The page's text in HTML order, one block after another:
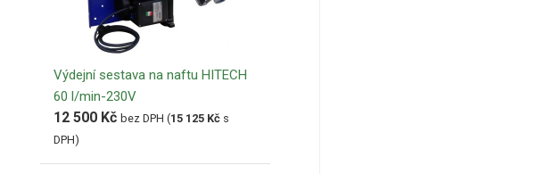
Výdejní sestava na naftu HITECH
60 l/min-230V
12 500 Kč bez DPH (15 125 Kč s
DPH)